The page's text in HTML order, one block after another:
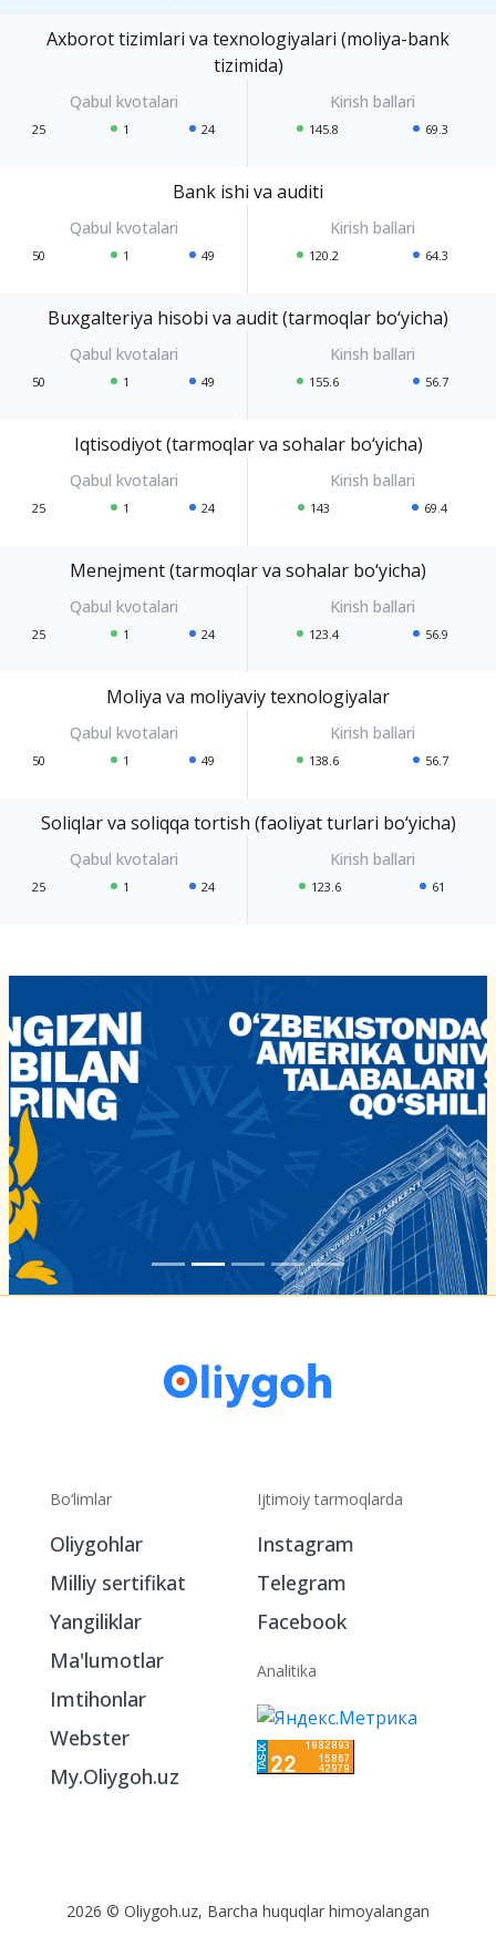
Axborot tizimlari va texnologiyalari (moliya-bank
tizimida)
25 1 24 145.8 69.3
Bank ishi va auditi
50 1 49 120.2 64.3
Buxgalteriya hisobi va audit (tarmoqlar bo‘yicha)
50 1 49 155.6 56.7
Iqtisodiyot (tarmoqlar va sohalar bo‘yicha)
25 1 24 143 69.4
Menejment (tarmoqlar va sohalar bo‘yicha)
25 1 24 123.4 56.9
Moliya va moliyaviy texnologiyalar
50 1 49 138.6 56.7
Soliqlar va soliqqa tortish (faoliyat turlari bo‘yicha)
25 1 24 123.6 61
Bo‘limlar
Oliygohlar
Milliy sertifikat
Yangiliklar
Ma'lumotlar
Imtihonlar
Webster
My.Oliygoh.uz
Ijtimoiy tarmoqlarda
Instagram
Telegram
Facebook
Analitika
2026 © Oliygoh.uz, Barcha huquqlar himoyalangan